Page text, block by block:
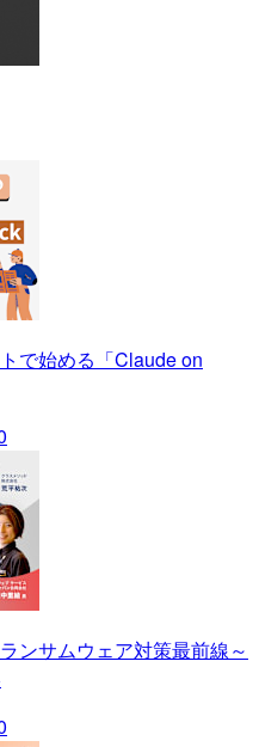
で始める「Claude on
ンサムウェア対策最前線～